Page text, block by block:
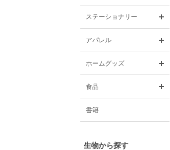
ステーショナリー
アパレル
ホームグッズ
食品
書籍
生物から探す